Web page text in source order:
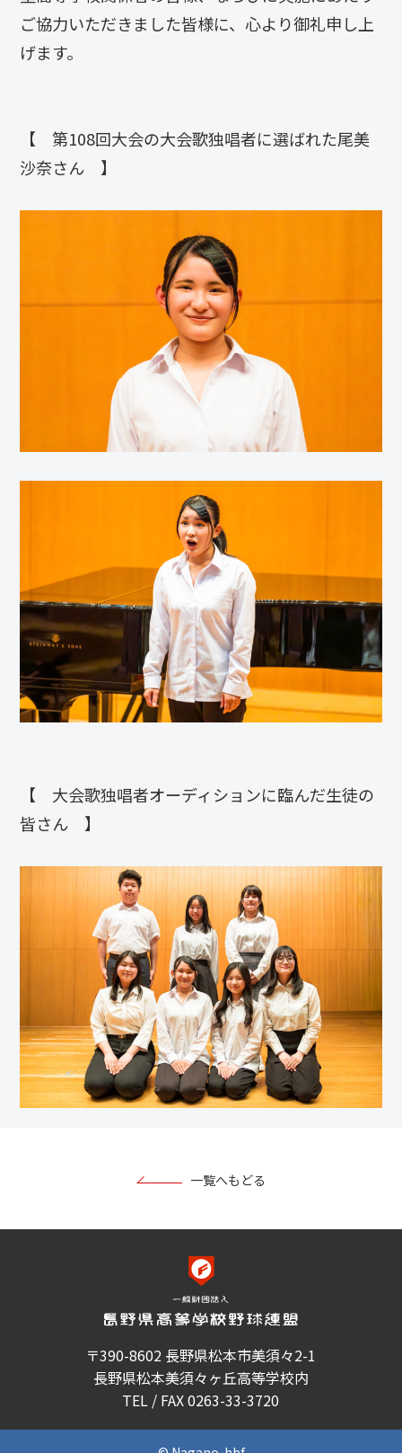
ご協力いただきました皆様に、心より御礼申し上
げます。
【 第108回大会の大会歌独唱者に選ばれた尾美
沙奈さん 】
【 大会歌独唱者オーディションに臨んだ生徒の
皆さん 】
一覧へもどる
〒390-8602 長野県松本市美須々2-1
長野県松本美須々ヶ丘高等学校内
TEL / FAX 0263-33-3720